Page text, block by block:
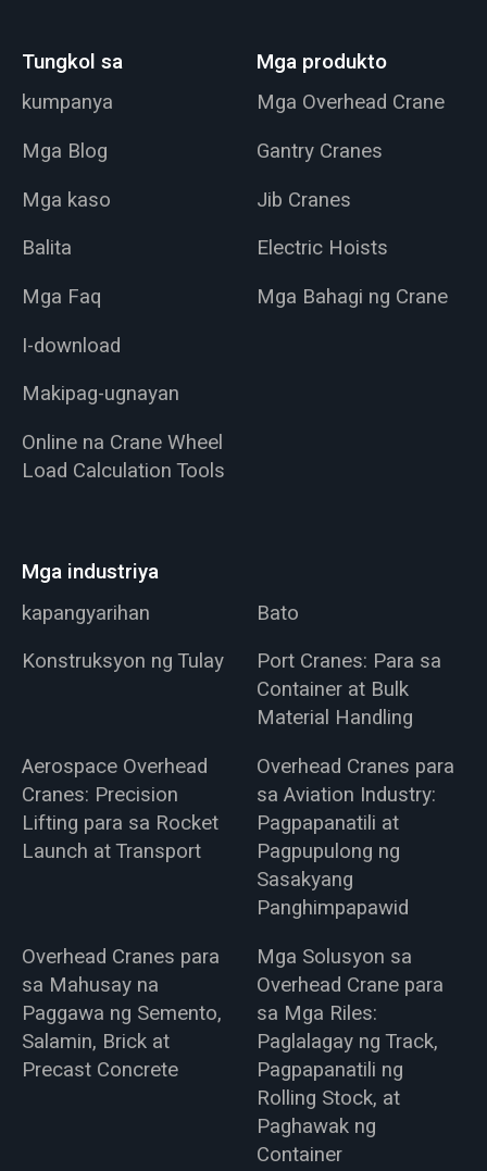
Tungkol sa
kumpanya
Mga Blog
Mga kaso
Balita
Mga Faq
I-download
Makipag-ugnayan
Online na Crane Wheel
Load Calculation Tools
Mga produkto
Mga Overhead Crane
Gantry Cranes
Jib Cranes
Electric Hoists
Mga Bahagi ng Crane
Mga industriya
kapangyarihan
Bato
Konstruksyon ng Tulay
Port Cranes: Para sa
Container at Bulk
Material Handling
Aerospace Overhead
Cranes: Precision
Lifting para sa Rocket
Launch at Transport
Overhead Cranes para
sa Aviation Industry:
Pagpapanatili at
Pagpupulong ng
Sasakyang
Panghimpapawid
Overhead Cranes para
sa Mahusay na
Paggawa ng Semento,
Salamin, Brick at
Precast Concrete
Mga Solusyon sa
Overhead Crane para
sa Mga Riles:
Paglalagay ng Track,
Pagpapanatili ng
Rolling Stock, at
Paghawak ng
Container